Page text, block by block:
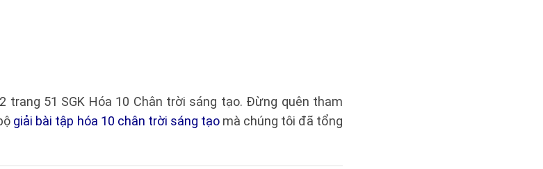
trang 51 SGK Hóa 10 Chân trời sáng tạo. Đừng quên tham
giải bài tập hóa 10 chân trời sáng tạomà chúng tôi đã tổng